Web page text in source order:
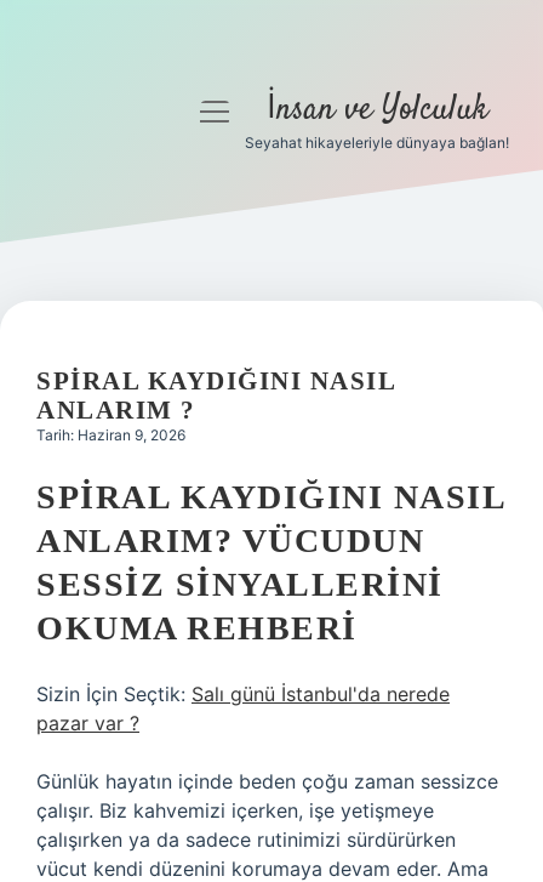
Gizlilik Politikası
Yasal Uyarı
menüyü İnsan ve Yolculuk
Seyahat hikayeleriyle dünyaya bağlan!
SPIRAL KAYDIĞINI NASIL
ANLARIM ?
Tarih: Haziran 9, 2026
SPIRAL KAYDIĞINI NASIL
ANLARIM? VÜCUDUN
SESSIZ SINYALLERINI
OKUMA REHBERI
Sizin İçin Seçtik: Salı günü İstanbul'da nerede
pazar var ?
Günlük hayatın içinde beden çoğu zaman sessizce
çalışır. Biz kahvemizi içerken, işe yetişmeye
çalışırken ya da sadece rutinimizi sürdürürken
vücut kendi düzenini korumaya devam eder. Ama